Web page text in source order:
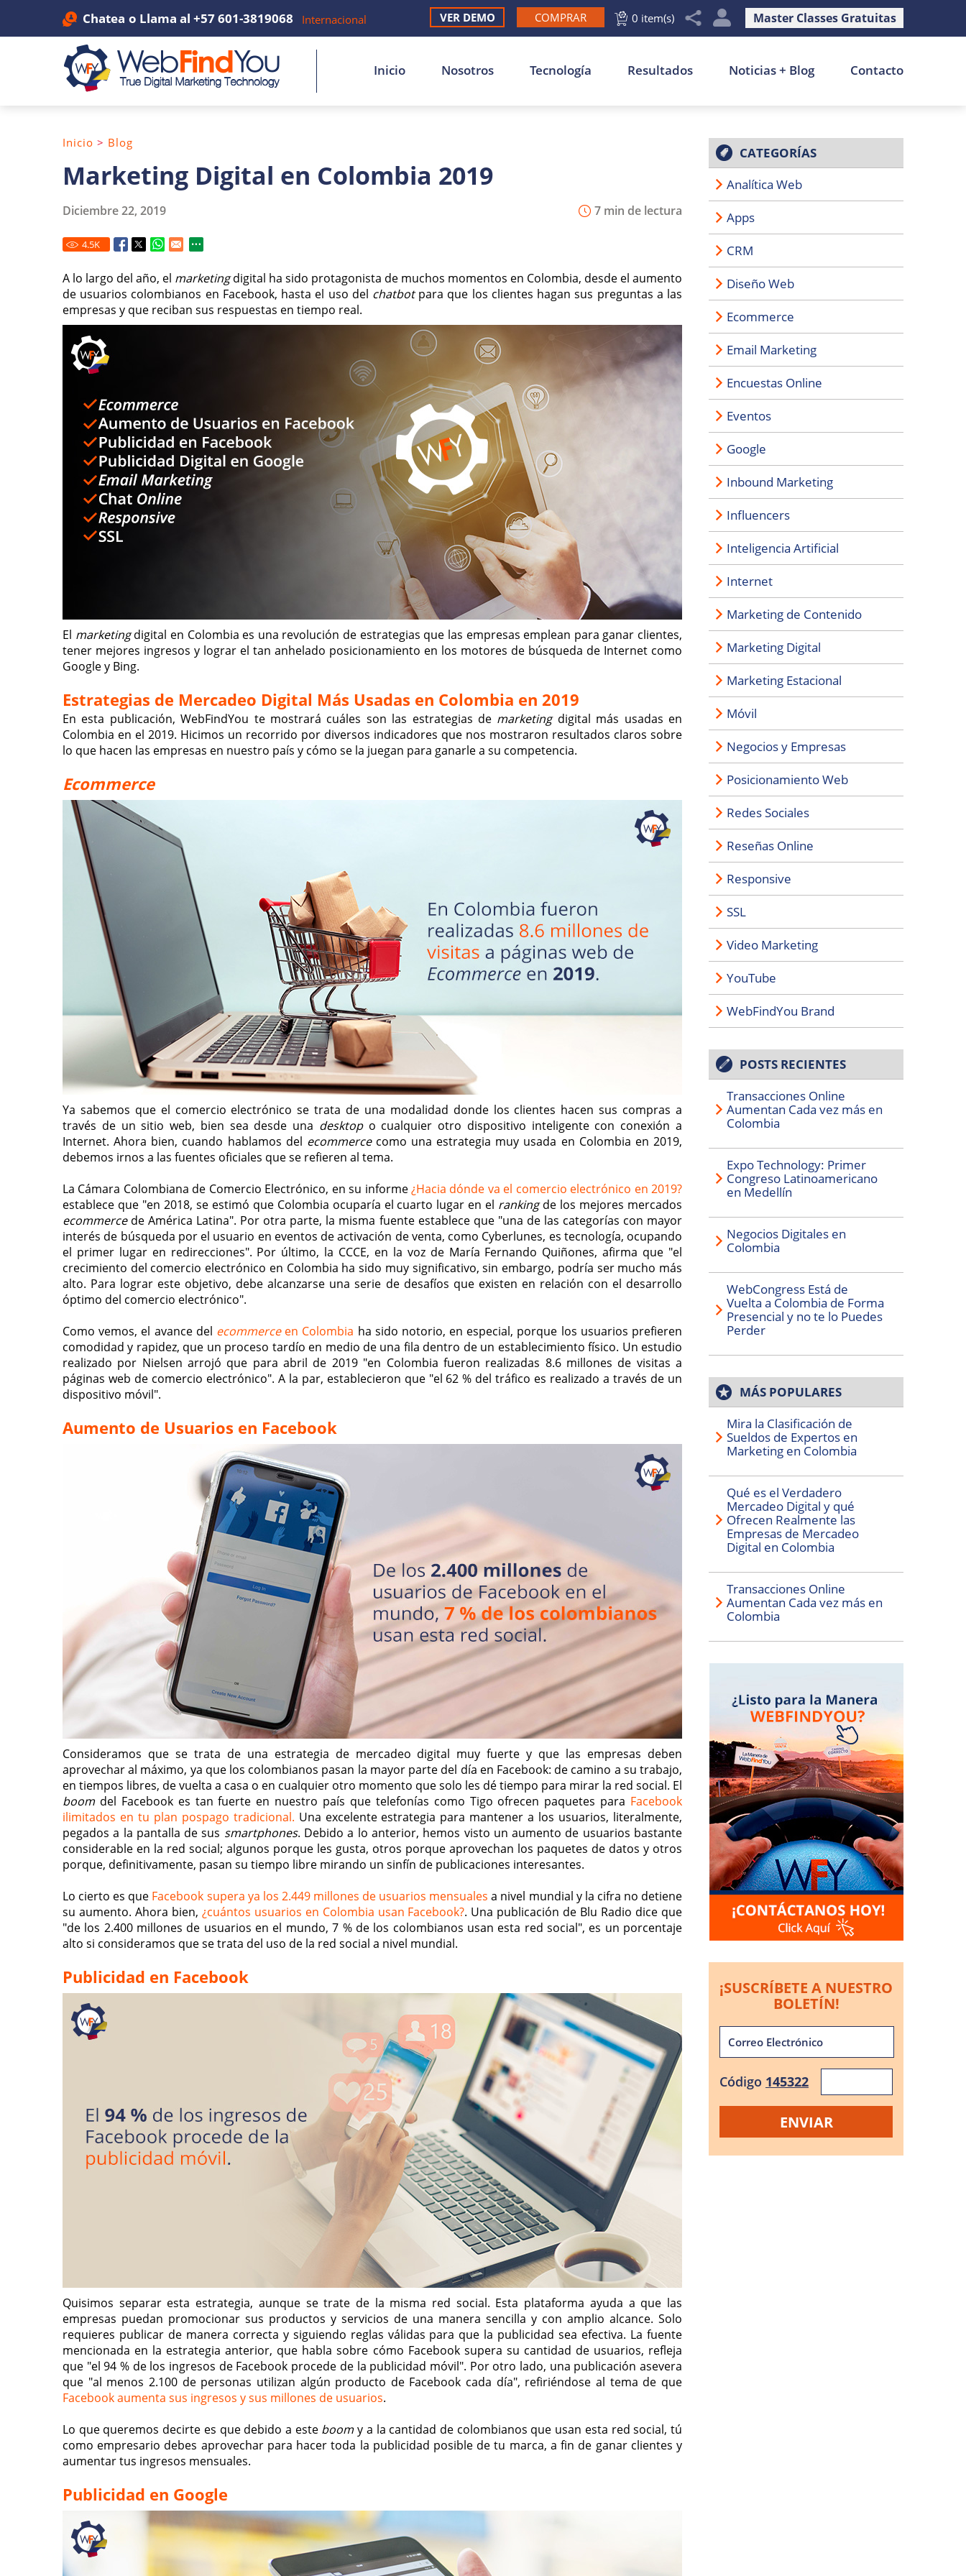
Chatea o Llama al +57 601-3819068 Internacional Master Classes Gratuitas
0 item(s)
COMPRAR
VER DEMO
Inicio Nosotros Tecnología Resultados Noticias + Blog Contacto
Marketing Digital en Colombia 2019
Inicio > Blog
7 min de lectura
Diciembre 22, 2019
4.5K
A lo largo del año, el marketingdigital ha sido protagonista de muchos momentos en Colombia, desde el aumento
de usuarios colombianos en Facebook, hasta el uso del chatbotpara que los clientes hagan sus preguntas a las
empresas y que reciban sus respuestas en tiempo real.
El marketingdigital en Colombia es una revolución de estrategias que las empresas emplean para ganar clientes,
tener mejores ingresos y lograr el tan anhelado posicionamiento en los motores de búsqueda de Internet como
Google y Bing.
Estrategias de Mercadeo Digital Más Usadas en Colombia en 2019
En esta publicación, WebFindYou te mostrará cuáles son las estrategias de marketingdigital más usadas en
Colombia en el 2019. Hicimos un recorrido por diversos indicadores que nos mostraron resultados claros sobre
lo que hacen las empresas en nuestro país y cómo se la juegan para ganarle a su competencia.
Ecommerce
Ya sabemos que el comercio electrónico se trata de una modalidad donde los clientes hacen sus compras a
través de un sitio web, bien sea desde una desktopo cualquier otro dispositivo inteligente con conexión a
Internet. Ahora bien, cuando hablamos del ecommercecomo una estrategia muy usada en Colombia en 2019,
debemos irnos a las fuentes oficiales que se refieren al tema.
La Cámara Colombiana de Comercio Electrónico, en su informe¿Hacia dónde va el comercio electrónico en 2019?
establece que "en 2018, se estimó que Colombia ocuparía el cuarto lugar en el rankingde los mejores mercados
ecommercede América Latina". Por otra parte, la misma fuente establece que "una de las categorías con mayor
interés de búsqueda por el usuario en eventos de activación de venta, como Cyberlunes, es tecnología, ocupando
el primer lugar en redirecciones". Por último, la CCCE, en la voz de María Fernando Quiñones, afirma que "el
crecimiento del comercio electrónico en Colombia ha sido muy significativo, sin embargo, podría ser mucho más
alto. Para lograr este objetivo, debe alcanzarse una serie de desafíos que existen en relación con el desarrollo
óptimo del comercio electrónico".
Como vemos, el avance del ecommerceen Colombia ha sido notorio, en especial, porque los usuarios prefieren
comodidad y rapidez, que un proceso tardío en medio de una fila dentro de un establecimiento físico. Un estudio
realizado por Nielsen arrojó que para abril de 2019 "en Colombia fueron realizadas 8.6 millones de visitas a
páginas web de comercio electrónico". A la par, establecieron que "el 62 % del tráfico es realizado a través de un
dispositivo móvil".
Aumento de Usuarios en Facebook
Consideramos que se trata de una estrategia de mercadeo digital muy fuerte y que las empresas deben
aprovechar al máximo, ya que los colombianos pasan la mayor parte del día en Facebook: de camino a su trabajo,
en tiempos libres, de vuelta a casa o en cualquier otro momento que solo les dé tiempo para mirar la red social. El
boomdel Facebook es tan fuerte en nuestro país que telefonías como Tigo ofrecen paquetes para Facebook
ilimitados en tu plan pospago tradicional. Una excelente estrategia para mantener a los usuarios, literalmente,
pegados a la pantalla de sus smartphones. Debido a lo anterior, hemos visto un aumento de usuarios bastante
considerable en la red social; algunos porque les gusta, otros porque aprovechan los paquetes de datos y otros
porque, definitivamente, pasan su tiempo libre mirando un sinfín de publicaciones interesantes.
Lo cierto es que Facebook supera ya los 2.449 millones de usuarios mensuales a nivel mundial y la cifra no detiene
su aumento. Ahora bien, ¿cuántos usuarios en Colombia usan Facebook?. Una publicación de Blu Radio dice que
"de los 2.400 millones de usuarios en el mundo, 7 % de los colombianos usan esta red social", es un porcentaje
alto si consideramos que se trata del uso de la red social a nivel mundial.
Publicidad en Facebook
Quisimos separar esta estrategia, aunque se trate de la misma red social. Esta plataforma ayuda a que las
empresas puedan promocionar sus productos y servicios de una manera sencilla y con amplio alcance. Solo
requieres publicar de manera correcta y siguiendo reglas válidas para que la publicidad sea efectiva. La fuente
mencionada en la estrategia anterior, que habla sobre cómo Facebook supera su cantidad de usuarios, refleja
que "el 94 % de los ingresos de Facebook procede de la publicidad móvil". Por otro lado, una publicación asevera
que "al menos 2.100 de personas utilizan algún producto de Facebook cada día", refiriéndose al tema de que
Facebook aumenta sus ingresos y sus millones de usuarios.
Lo que queremos decirte es que debido a este boomy a la cantidad de colombianos que usan esta red social, tú
como empresario debes aprovechar para hacer toda la publicidad posible de tu marca, a fin de ganar clientes y
aumentar tus ingresos mensuales.
Publicidad en Google
CATEGORÍAS
Analítica Web
Apps
CRM
Diseño Web
Ecommerce
Email Marketing
Encuestas Online
Eventos
Google
Inbound Marketing
Influencers
Inteligencia Artificial
Internet
Marketing de Contenido
Marketing Digital
Marketing Estacional
Móvil
Negocios y Empresas
Posicionamiento Web
Redes Sociales
Reseñas Online
Responsive
SSL
Video Marketing
YouTube
WebFindYou Brand
POSTS RECIENTES
Transacciones Online
Aumentan Cada vez más en
Colombia
Expo Technology: Primer
Congreso Latinoamericano
en Medellín
Negocios Digitales en
Colombia
WebCongress Está de
Vuelta a Colombia de Forma
Presencial y no te lo Puedes
Perder
MÁS POPULARES
Mira la Clasificación de
Sueldos de Expertos en
Marketing en Colombia
Qué es el Verdadero
Mercadeo Digital y qué
Ofrecen Realmente las
Empresas de Mercadeo
Digital en Colombia
Transacciones Online
Aumentan Cada vez más en
Colombia
¡SUSCRÍBETE A NUESTRO
BOLETÍN!
Código 145322